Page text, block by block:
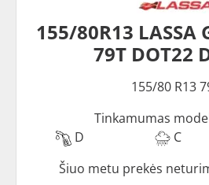
155/80R13 LASSA
79T DOT22
155/80 R13
Tinkamumas
D
C
Šiuo metu prekės